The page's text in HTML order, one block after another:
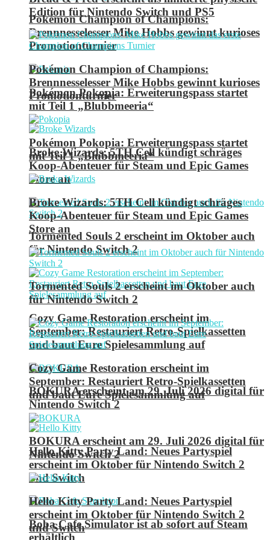
Pokémon Champion of Champions:
Brennnesselesser Mike Hobbs gewinnt kurioses
Promotionturnier
Pokémon Pokopia: Erweiterungspass startet
mit Teil 1 „Blubbmeeria“
Broke Wizards: 5TH Cell kündigt schräges
Koop-Abenteuer für Steam und Epic Games
Store an
Tormented Souls 2 erscheint im Oktober auch
für Nintendo Switch 2
Cozy Game Restoration erscheint im
September: Restauriert Retro-Spielkassetten
und baut Eure Spielesammlung auf
BOKURA erscheint am 29. Juli 2026 digital für
Nintendo Switch 2
Hello Kitty Party Land: Neues Partyspiel
erscheint im Oktober für Nintendo Switch 2
und Switch
Boba Cafe Simulator ist ab sofort auf Steam
erhältlich
Edition für Nintendo Switch und PS5
Pokémon Champion of Champions:
Brennnesselesser Mike Hobbs gewinnt kurioses
Promotionturnier
Pokémon Pokopia: Erweiterungspass startet
mit Teil 1 „Blubbmeeria“
Broke Wizards: 5TH Cell kündigt schräges
Koop-Abenteuer für Steam und Epic Games
Store an
Tormented Souls 2 erscheint im Oktober auch
für Nintendo Switch 2
Cozy Game Restoration erscheint im
September: Restauriert Retro-Spielkassetten
und baut Eure Spielesammlung auf
BOKURA erscheint am 29. Juli 2026 digital für
Nintendo Switch 2
Hello Kitty Party Land: Neues Partyspiel
erscheint im Oktober für Nintendo Switch 2
und Switch